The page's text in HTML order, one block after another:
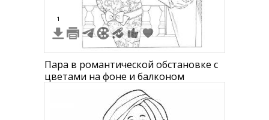
1
Пара в романтической обстановке с
цветами на фоне и балконом